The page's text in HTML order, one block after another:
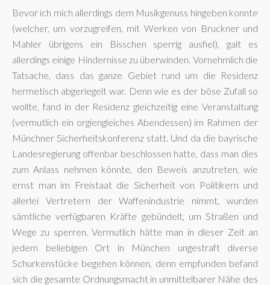
Bevor ich mich allerdings dem Musikgenuss hingeben konnte
(welcher, um vorzugreifen, mit Werken von Bruckner und
Mahler übrigens ein Bisschen sperrig ausfiel), galt es
allerdings einige Hindernisse zu überwinden. Vornehmlich die
Tatsache, dass das ganze Gebiet rund um die Residenz
hermetisch abgeriegelt war. Denn wie es der böse Zufall so
wollte, fand in der Residenz gleichzeitig eine Veranstaltung
(vermutlich ein orgiengleiches Abendessen) im Rahmen der
Münchner Sicherheitskonferenz statt. Und da die bayrische
Landesregierung offenbar beschlossen hatte, dass man dies
zum Anlass nehmen könnte, den Beweis anzutreten, wie
ernst man im Freistaat die Sicherheit von Politikern und
allerlei Vertretern der Waffenindustrie nimmt, wurden
sämtliche verfügbaren Kräfte gebündelt, um Straßen und
Wege zu sperren. Vermutlich hätte man in dieser Zeit an
jedem beliebigen Ort in München ungestraft diverse
Schurkenstücke begehen können, denn empfunden befand
sich die gesamte Ordnungsmacht in unmittelbarer Nähe des